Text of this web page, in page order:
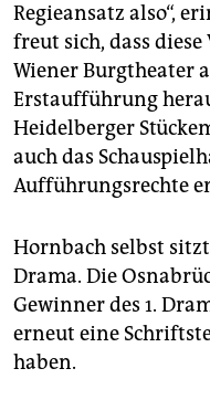
Regieansatz also“,
freut sich, dass
Wiener Burgtheater
Erstaufführung
Heidelberger
auch das
Aufführungsrechte
Hornbach selbst
Drama. Die
Gewinner des 1.
erneut eine
haben.